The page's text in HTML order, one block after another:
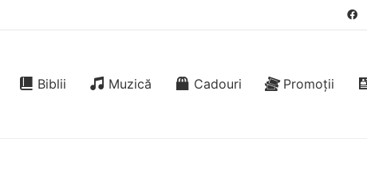
Biblii Muzică Cadouri Promoții